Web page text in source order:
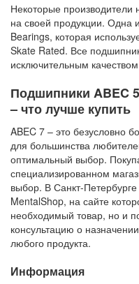
Некоторые производители
на своей продукции. Одна
Bearings, которая
Skate Rated. Все
исключительным
Подшипники ABEC
– что лучше купить
ABEC 7 – это безусловно
для большинства
оптимальный выбор.
специализированном
выбор. В Санкт-Петербурге
MentalShop, на сайте
необходимый товар, но и
консультацию о
любого продукта.
Информация